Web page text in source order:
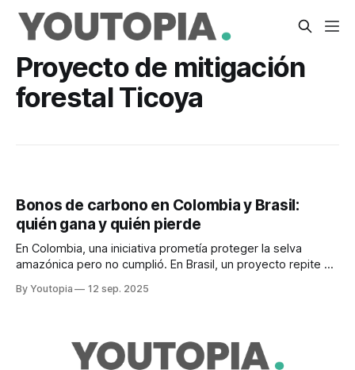
Proyecto de mitigación
forestal Ticoya
Bonos de carbono en Colombia y Brasil:
quién gana y quién pierde
En Colombia, una iniciativa prometía proteger la selva
amazónica pero no cumplió. En Brasil, un proyecto repite el
By Youtopia 12 sep. 2025